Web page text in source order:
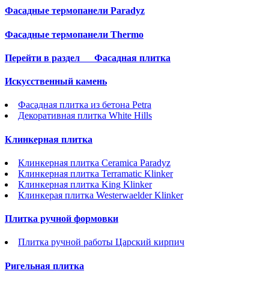
Фасадные термопанели Paradyz
Фасадные термопанели Thermo
Перейти в раздел Фасадная плитка
Искусственный камень
Фасадная плитка из бетона Petra
Декоративная плитка White Hills
Клинкерная плитка
Клинкерная плитка Ceramica Paradyz
Клинкерная плитка Terramatic Klinker
Клинкерная плитка King Klinker
Клинкерая плитка Westerwaelder Klinker
Плитка ручной формовки
Плитка ручной работы Царский кирпич
Ригельная плитка